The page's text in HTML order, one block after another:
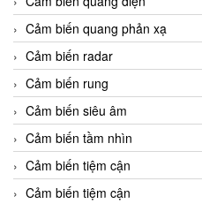
Cảm biến quang phản xạ
Cảm biến radar
Cảm biến rung
Cảm biến siêu âm
Cảm biến tầm nhìn
Cảm biến tiệm cận
Cảm biến tiệm cận